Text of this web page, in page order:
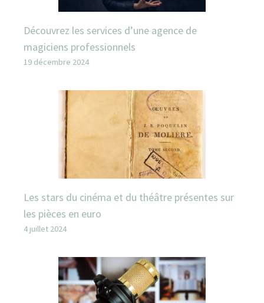
Découvrez les services d’une agence de
magiciens professionnels
19 décembre 2024
Les stars du cinéma et du théâtre présentes sur
les pièces en euro
4 juillet 2024